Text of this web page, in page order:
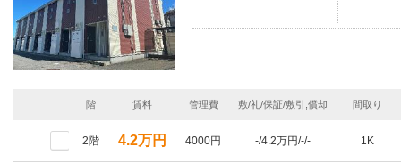
階 賃料 管理費 敷/礼/保証/敷引,償却 間取り
2階 4.2万円 4000円 -/4.2万円/-/- 1K